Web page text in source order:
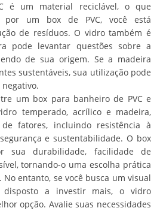
é um material reciclável, o que
um box de PVC, você está
de resíduos. O vidro também é
pode levantar questões sobre a
de sua origem. Se a madeira
sustentáveis, sua utilização pode
um box para banheiro de PVC e
temperado, acrílico e madeira,
fatores, incluindo resistência à
e sustentabilidade. O box
sua durabilidade, facilidade de
tornando-o uma escolha prática
entanto, se você busca um visual
disposto a investir mais, o vidro
opção. Avalie suas necessidades